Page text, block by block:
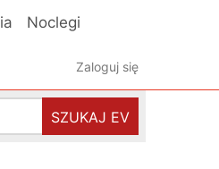
Noclegi
Zaloguj się
SZUKAJ EV